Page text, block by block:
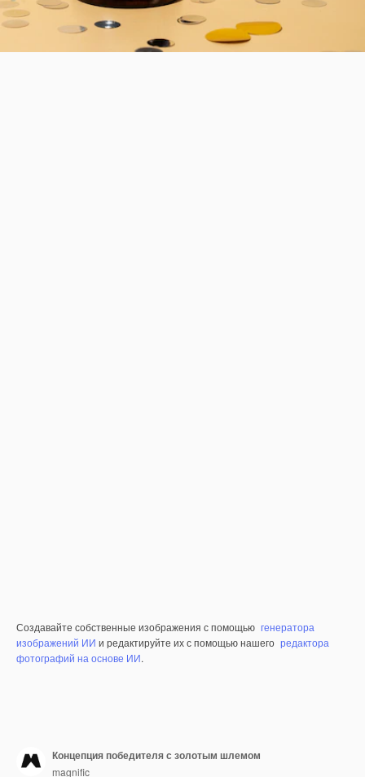
Создавайте собственные изображения с помощью генератора
изображений ИИ и редактируйте их с помощью нашего редактора
фотографий на основе ИИ.
Концепция победителя с золотым шлемом
magnific